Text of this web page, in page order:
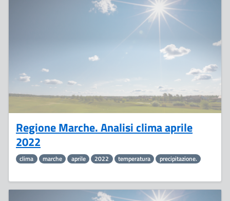
Regione Marche. Analisi clima aprile
2022
clima marche aprile 2022 temperatura precipitazione.